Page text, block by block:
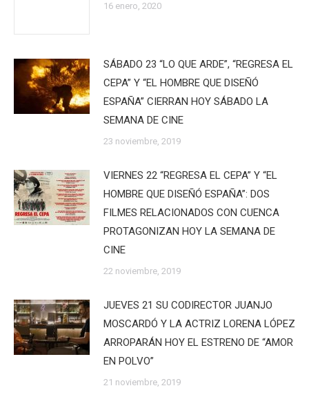
16 enero, 2020
SÁBADO 23 “LO QUE ARDE”, “REGRESA EL
CEPA” Y “EL HOMBRE QUE DISEÑÓ
ESPAÑA” CIERRAN HOY SÁBADO LA
SEMANA DE CINE
23 noviembre, 2019
VIERNES 22 “REGRESA EL CEPA” Y “EL
HOMBRE QUE DISEÑÓ ESPAÑA”: DOS
FILMES RELACIONADOS CON CUENCA
PROTAGONIZAN HOY LA SEMANA DE
CINE
22 noviembre, 2019
JUEVES 21 SU CODIRECTOR JUANJO
MOSCARDÓ Y LA ACTRIZ LORENA LÓPEZ
ARROPARÁN HOY EL ESTRENO DE “AMOR
EN POLVO”
21 noviembre, 2019